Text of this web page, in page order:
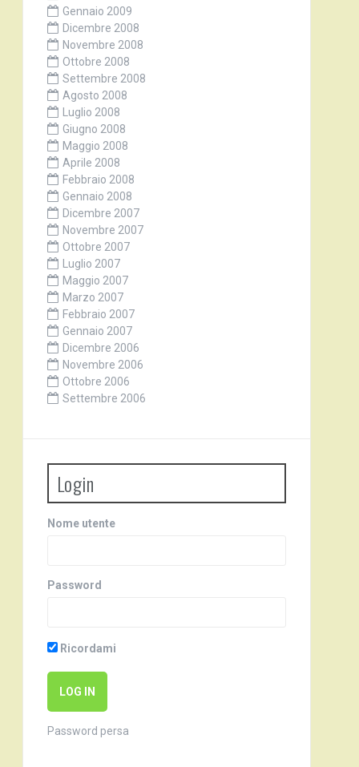
Gennaio 2009
Dicembre 2008
Novembre 2008
Ottobre 2008
Settembre 2008
Agosto 2008
Luglio 2008
Giugno 2008
Maggio 2008
Aprile 2008
Febbraio 2008
Gennaio 2008
Dicembre 2007
Novembre 2007
Ottobre 2007
Luglio 2007
Maggio 2007
Marzo 2007
Febbraio 2007
Gennaio 2007
Dicembre 2006
Novembre 2006
Ottobre 2006
Settembre 2006
Login
Nome utente
Password
Ricordami
Password persa